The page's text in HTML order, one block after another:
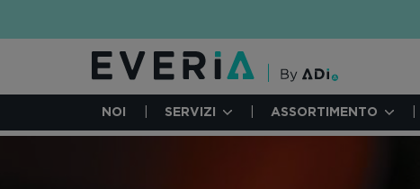
NOI SERVIZI ASSORTIMENTO